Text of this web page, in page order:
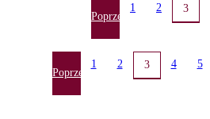
Poprzednia
1 2 3
Poprzednia
1 2 3 4 5